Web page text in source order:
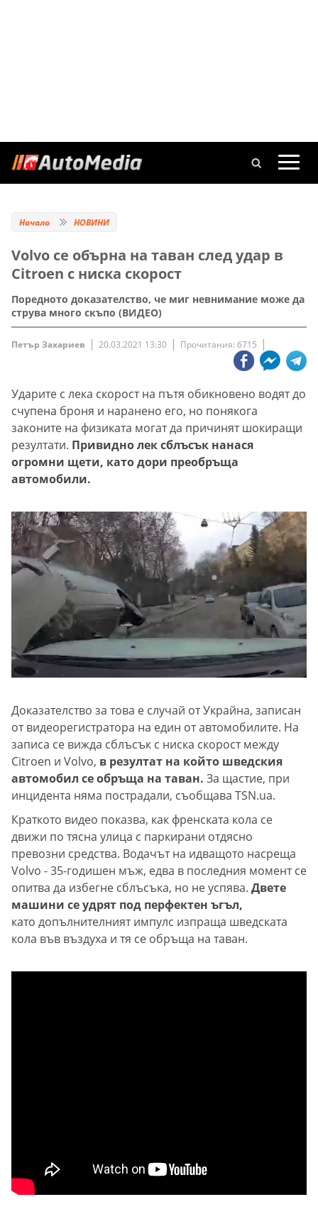
Начало НОВИНИ
Volvo се обърна на таван след удар в
Citroen с ниска скорост
Поредното доказателство, че миг невнимание може да
струва много скъпо (ВИДЕО)
Петър Захариев 20.03.2021 13:30 Прочитания: 6715
Ударите с лека скорост на пътя обикновено водят до
счупена броня и наранено его, но понякога
законите на физиката могат да причинят шокиращи
резултати. Привидно лек сблъсък нанася
огромни щети, като дори преобръща
автомобили.
Доказателство за това е случай от Украйна, записан
от видеорегистратора на един от автомобилите. На
записа се вижда сблъсък с ниска скорост между
Citroen и Volvo, в резултат на който шведския
автомобил се обръща на таван. За щастие, при
инцидента няма пострадали, съобщава TSN.ua.
Краткото видео показва, как френската кола се
движи по тясна улица с паркирани отдясно
превозни средства. Водачът на идващото насреща
Volvo - 35-годишен мъж, едва в последния момент се
опитва да избегне сблъсъка, но не успява. Двете
машини се удрят под перфектен ъгъл,
като допълнителният импулс изпраща шведската
кола във въздуха и тя се обръща на таван.